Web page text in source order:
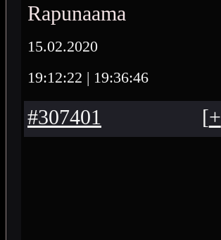
Rapunaama
15.02.2020
19:12:22
| 19:36:46
#307401 [+